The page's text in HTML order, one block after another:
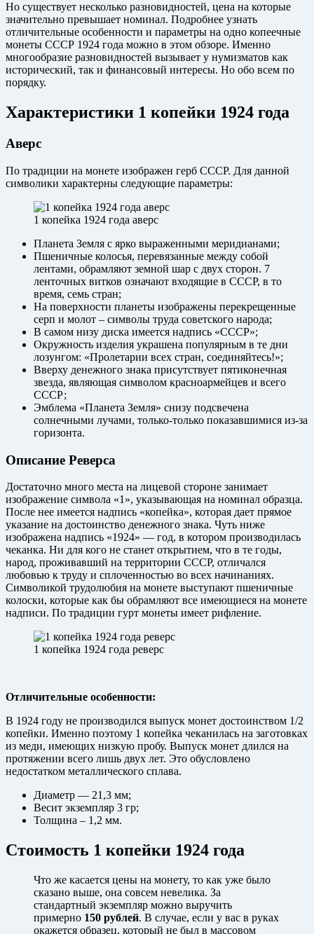
Но существует несколько разновидностей, цена на которые
значительно превышает номинал. Подробнее узнать
отличительные особенности и параметры на одно копеечные
монеты СССР 1924 года можно в этом обзоре. Именно
многообразие разновидностей вызывает у нумизматов как
исторический, так и финансовый интересы. Но обо всем по
порядку.
Характеристики 1 копейки 1924 года
Аверс
По традиции на монете изображен герб СССР. Для данной
символики характерны следующие параметры:
1 копейка 1924 года аверс
Планета Земля с ярко выраженными меридианами;
Пшеничные колосья, перевязанные между собой
лентами, обрамляют земной шар с двух сторон. 7
ленточных витков означают входящие в СССР, в то
время, семь стран;
На поверхности планеты изображены перекрещенные
серп и молот – символы труда советского народа;
В самом низу диска имеется надпись «СССР»;
Окружность изделия украшена популярным в те дни
лозунгом: «Пролетарии всех стран, соединяйтесь!»;
Вверху денежного знака присутствует пятиконечная
звезда, являющая символом красноармейцев и всего
СССР;
Эмблема «Планета Земля» снизу подсвечена
солнечными лучами, только-только показавшимися из-за
горизонта.
Описание Реверса
Достаточно много места на лицевой стороне занимает
изображение символа «1», указывающая на номинал образца.
После нее имеется надпись «копейка», которая дает прямое
указание на достоинство денежного знака. Чуть ниже
изображена надпись «1924» — год, в котором производилась
чеканка. Ни для кого не станет открытием, что в те годы,
народ, проживавший на территории СССР, отличался
любовью к труду и сплоченностью во всех начинаниях.
Символикой трудолюбия на монете выступают пшеничные
колоски, которые как бы обрамляют все имеющиеся на монете
надписи. По традиции гурт монеты имеет рифление.
1 копейка 1924 года реверс
Отличительные особенности:
В 1924 году не производился выпуск монет достоинством 1/2
копейки. Именно поэтому 1 копейка чеканилась на заготовках
из меди, имеющих низкую пробу. Выпуск монет длился на
протяжении всего лишь двух лет. Это обусловлено
недостатком металлического сплава.
Диаметр — 21,3 мм;
Весит экземпляр 3 гр;
Толщина – 1,2 мм.
Стоимость 1 копейки 1924 года
Что же касается цены на монету, то как уже было
сказано выше, она совсем невелика. За
стандартный экземпляр можно выручить
примерно 150 рублей. В случае, если у вас в руках
окажется образец, который не был в массовом